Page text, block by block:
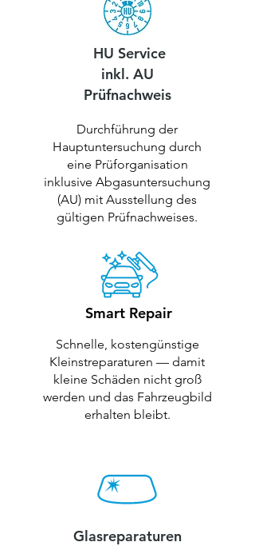
HU Service
inkl. AU
Prüfnachweis
Durchführung der
Hauptuntersuchung durch
eine Prüforganisation
inklusive Abgasuntersuchung
(AU) mit Ausstellung des
gültigen Prüfnachweises.
Smart Repair
Schnelle, kostengünstige
Kleinstreparaturen — damit
kleine Schäden nicht groß
werden und das Fahrzeugbild
erhalten bleibt.
Glasreparaturen